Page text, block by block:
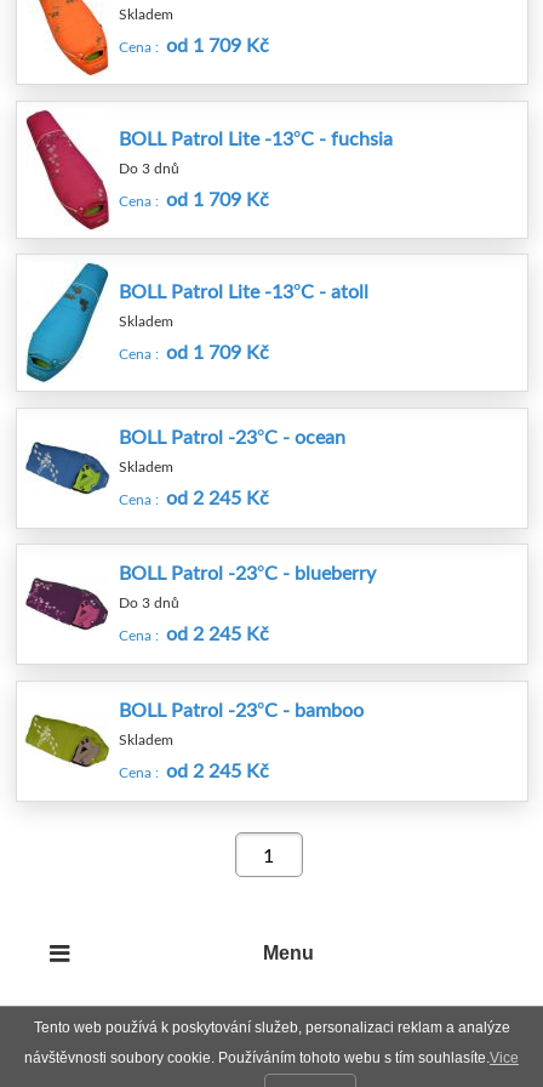
Tento web používá k poskytování služeb, personalizaci reklam a analýze
návštěvnosti soubory cookie. Používáním tohoto webu s tím souhlasíte.Vice
Skladem
Cena : od 1 709 Kč
BOLL Patrol Lite -13°C - fuchsia
Do 3 dnů
Cena : od 1 709 Kč
BOLL Patrol Lite -13°C - atoll
Skladem
Cena : od 1 709 Kč
BOLL Patrol -23°C - ocean
Skladem
Cena : od 2 245 Kč
BOLL Patrol -23°C - blueberry
Do 3 dnů
Cena : od 2 245 Kč
BOLL Patrol -23°C - bamboo
Skladem
Cena : od 2 245 Kč
Menu